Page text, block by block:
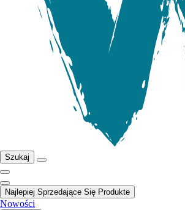
Szukaj
Najlepiej Sprzedające Się Produkte
Nowości